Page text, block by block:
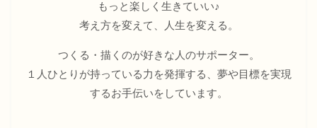
もっと楽しく生きていい♪
考え方を変えて、人生を変える。
つくる・描くのが好きな人のサポーター。
１人ひとりが持っている力を発揮する、夢や目標を実現
するお手伝いをしています。